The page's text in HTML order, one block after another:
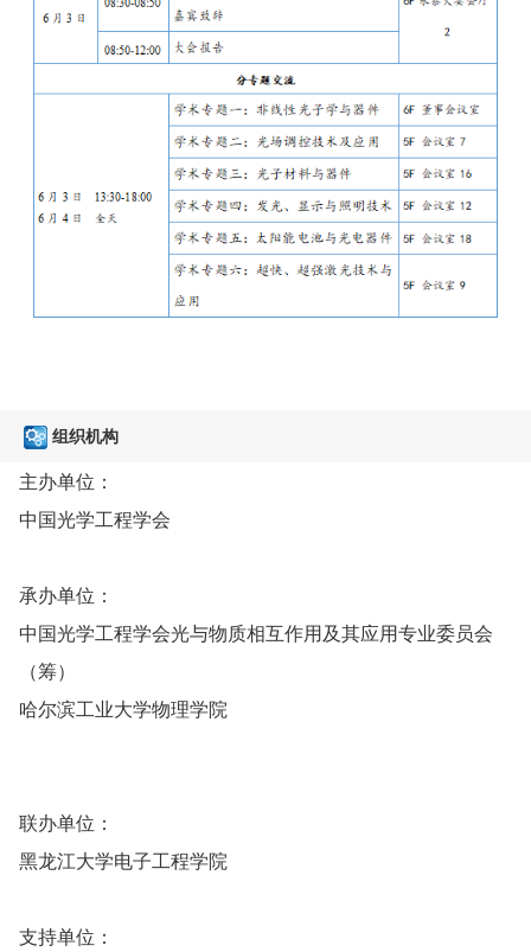
组织机构
主办单位：
中国光学工程学会
承办单位：
中国光学工程学会光与物质相互作用及其应用专业委员会
（筹）
哈尔滨工业大学物理学院
联办单位：
黑龙江大学电子工程学院
支持单位：